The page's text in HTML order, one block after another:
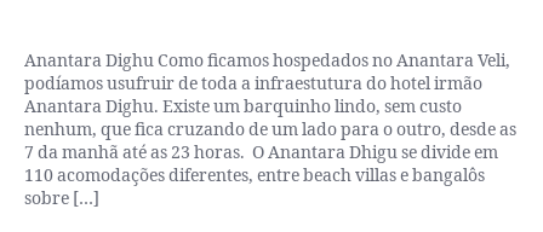
Anantara Dighu Como ficamos hospedados no Anantara Veli,
podíamos usufruir de toda a infraestutura do hotel irmão
Anantara Dighu. Existe um barquinho lindo, sem custo
nenhum, que fica cruzando de um lado para o outro, desde as
7 da manhã até as 23 horas. O Anantara Dhigu se divide em
110 acomodações diferentes, entre beach villas e bangalôs
sobre […]